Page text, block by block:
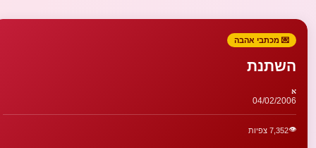
💌 מכתבי אהבה
השתנת
א
04/02/2006
👁️7,352 צפיות